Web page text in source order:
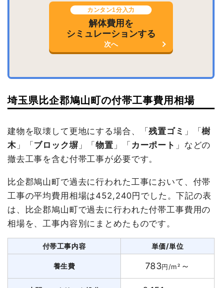
カンタン1分入力
解体費用を
シミュレーションする
次へ
埼玉県比企郡鳩山町の付帯工事費用相場
建物を取壊して更地にする場合、「残置ゴミ 」「樹
木」「 ブロック塀 」「物置 」「 カーポート 」などの
撤去工事を含む付帯工事が必要です。
比企郡鳩山町で過去に行われた工事において、付帯
工事の平均費用相場は452,240円でした。下記の表
は、比企郡鳩山町で過去に行われた付帯工事費用の
相場を、工事内容別にまとめたものです。
付帯工事内容 単価/単位
養生費 783円/m² ～